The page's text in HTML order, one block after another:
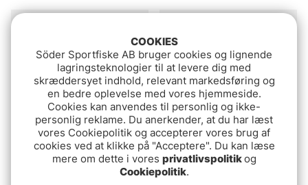
Guideline Ullarhaus Dark
Vurdering:(2)2.5 ud af 5
6th Sense Bodega
COOKIES
Söder Sportfiske AB bruger cookies og lignende
lagringsteknologier til at levere dig med
skræddersyet indhold, relevant markedsføring og
en bedre oplevelse med vores hjemmeside.
Cookies kan anvendes til personlig og ikke-
personlig reklame. Du anerkender, at du har læst
vores Cookiepolitik og accepterer vores brug af
cookies ved at klikke på "Acceptere". Du kan læse
mere om dette i vores privatlivspolitikog
Cookiepolitik.